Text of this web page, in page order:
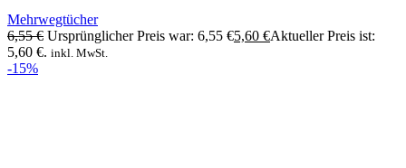
Mehrwegtücher
6,55€ Ursprünglicher Preis war: 6,55 €5,60 €Aktueller Preis ist:
5,60 €. inkl. MwSt.
-15%